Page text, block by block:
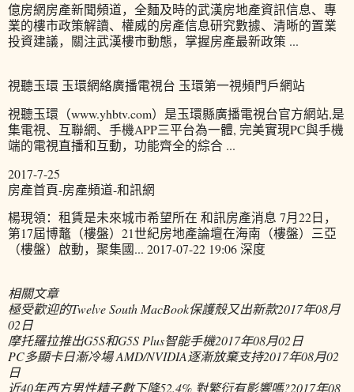
億房網房產新聞頻道，全麵及時的武漢房地產資訊信息、專
業的樓市政策解讀、權威的房產信息研究數據、清晰的置業
投資建議，關注武漢樓市動態，掌握房產最新政策 ...
視聽玉環 玉環網絡廣播電視台 玉環第一視頻門戶網站
視聽玉環（www.yhbtv.com）是玉環縣廣播電視台官方網站,是
集電視、互聯網、手機APP三平台為一體, 完美實現PC與手機
端的電視直播和互動，功能齊全的綜合 ...
2017-7-25
房產首頁-房產頻道-和訊網
楊現領：租賃是未來城市希望所在 和訊房產消息 7月22日，
第17屆博鼇（樓盤）21世紀房地產論壇在海南（樓盤）三亞
（樓盤）啟動，聚集國... 2017-07-22 19:06 深度
相關文章
極受歡迎的Twelve South MacBook保護殼又出新款2017年08月
02日
摩托羅拉推出G5S和G5S Plus智能手機2017年08月02日
PC多顯卡日漸冷場 AMD/NVIDIA逐漸放棄支持2017年08月02
日
近40年西方男性精子數下降52.4% 對繁衍有影響嗎?2017年08